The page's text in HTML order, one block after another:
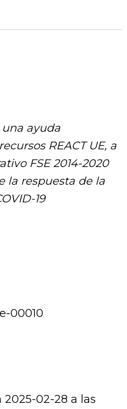
ayuda
REACT UE, a
FSE 2014-2020
la respuesta de la
19